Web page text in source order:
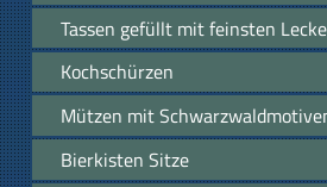
Tassen gefüllt mit feinsten
Kochschürzen
Mützen mit
Bierkisten Sitze